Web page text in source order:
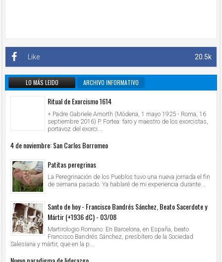
20.5k
Like
LO MÁS LEIDO ARCHIVO INFORMATIVO
Ritual de Exorcismo 1614
+ Padre Gabriele Amorth (Módena, 1 mayo 1925 - Roma, 16
septiembre 2016) P. Fortea: faro y maestro de los exorcistas,
portavoz del exorci...
4 de noviembre: San Carlos Borromeo
Patitas peregrinas
La Peregrinación de los Pueblos tuvo una nueva jornada el fin
de semana pasado. Ya hablaré de mi experiencia durante...
Santo de hoy - Francisco Bandrés Sánchez, Beato Sacerdote y
Mártir (+1936 dC) - 03/08
Martirologio Romano: En Barcelona, en España, beato
Francisco Bandrés Sánchez, presbítero de la Sociedad
Salesiana y mártir, que en la p...